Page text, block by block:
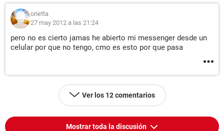
orietta
27 may 2012 a las 21:24
pero no es cierto jamas he abierto mi messenger desde un
celular por que no tengo, cmo es esto por que pasa
Ver los 12 comentarios
Mostrar toda la discusión